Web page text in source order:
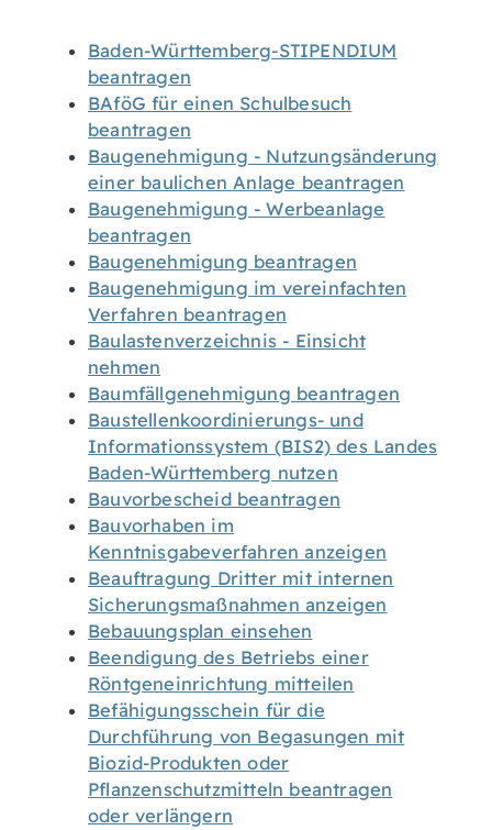
Baden-Württemberg-STIPENDIUM
beantragen
BAföG für einen Schulbesuch
beantragen
Baugenehmigung - Nutzungsänderung
einer baulichen Anlage beantragen
Baugenehmigung - Werbeanlage
beantragen
Baugenehmigung beantragen
Baugenehmigung im vereinfachten
Verfahren beantragen
Baulastenverzeichnis - Einsicht
nehmen
Baumfällgenehmigung beantragen
Baustellenkoordinierungs- und
Informationssystem (BIS2) des Landes
Baden-Württemberg nutzen
Bauvorbescheid beantragen
Bauvorhaben im
Kenntnisgabeverfahren anzeigen
Beauftragung Dritter mit internen
Sicherungsmaßnahmen anzeigen
Bebauungsplan einsehen
Beendigung des Betriebs einer
Röntgeneinrichtung mitteilen
Befähigungsschein für die
Durchführung von Begasungen mit
Biozid-Produkten oder
Pflanzenschutzmitteln beantragen
oder verlängern